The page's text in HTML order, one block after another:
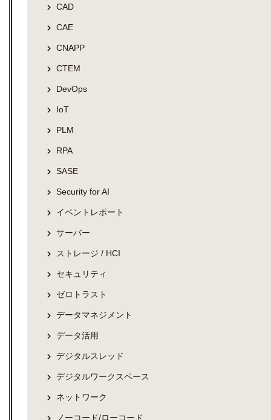
CAD
CAE
CNAPP
CTEM
DevOps
IoT
PLM
RPA
SASE
Security for AI
イベントレポート
サーバー
ストレージ / HCI
セキュリティ
ゼロトラスト
データマネジメント
データ活用
デジタルスレッド
デジタルワークスペース
ネットワーク
ノーコード/ローコード